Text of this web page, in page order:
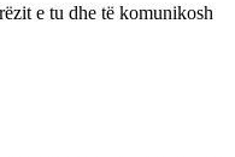
e tu dhe të komunikosh